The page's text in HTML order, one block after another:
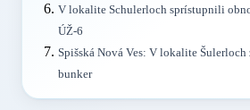
V lokalite Schulerloch sprístupnili
ÚŽ-6
Spišská Nová Ves: V lokalite
bunker